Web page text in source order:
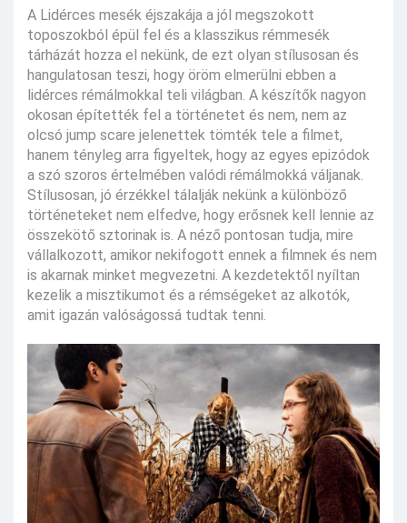
A Lidérces mesék éjszakája a jól megszokott
toposzokból épül fel és a klasszikus rémmesék
tárházát hozza el nekünk, de ezt olyan stílusosan és
hangulatosan teszi, hogy öröm elmerülni ebben a
lidérces rémálmokkal teli világban. A készítők nagyon
okosan építették fel a történetet és nem, nem az
olcsó jump scare jelenettek tömték tele a filmet,
hanem tényleg arra figyeltek, hogy az egyes epizódok
a szó szoros értelmében valódi rémálmokká váljanak.
Stílusosan, jó érzékkel tálalják nekünk a különböző
történeteket nem elfedve, hogy erősnek kell lennie az
összekötő sztorinak is. A néző pontosan tudja, mire
vállalkozott, amikor nekifogott ennek a filmnek és nem
is akarnak minket megvezetni. A kezdetektől nyíltan
kezelik a misztikumot és a rémségeket az alkotók,
amit igazán valóságossá tudtak tenni.